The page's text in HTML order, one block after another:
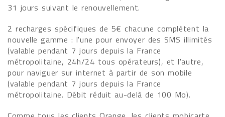
31 jours suivant le renouvellement.
2 recharges spécifiques de 5€ chacune complètent la
nouvelle gamme : l'une pour envoyer des SMS illimités
(valable pendant 7 jours depuis la France
métropolitaine, 24h/24 tous opérateurs), et l'autre,
pour naviguer sur internet à partir de son mobile
(valable pendant 7 jours depuis la France
métropolitaine. Débit réduit au-delà de 100 Mo).